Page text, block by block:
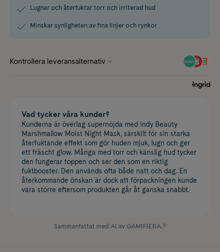
Lugnar och återfuktar torr och irriterad hud
Minskar synligheten av fina linjer och rynkor
Vad tycker våra kunder?
Kunderna är överlag supernöjda med Indy Beauty
Marshmallow Moist Night Mask, särskilt för sin starka
återfuktande effekt som gör huden mjuk, lugn och ger
ett fräscht glow. Många med torr och känslig hud tycker
den fungerar toppen och ser den som en riktig
fuktbooster. Den används ofta både natt och dag. En
återkommande önskan är dock att förpackningen kunde
vara större eftersom produkten går åt ganska snabbt.
Sammanfattat med AI av GAMIFIERA.®